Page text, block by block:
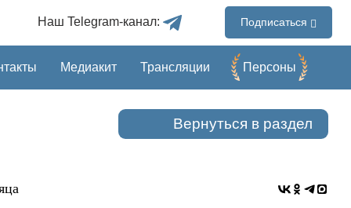
Наш Telegram-канал: Подписаться
Медиакит Трансляции Перcоны
Вернуться в раздел